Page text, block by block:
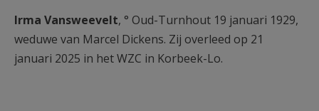
Irma Vansweevelt, ° Oud-Turnhout 19 januari 1929,
weduwe van Marcel Dickens. Zij overleed op 21
januari 2025 in het WZC in Korbeek-Lo.